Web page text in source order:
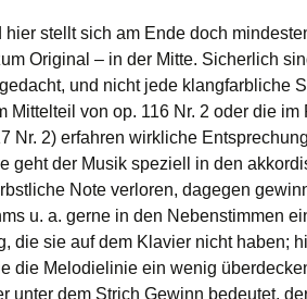
stellt sich am Ende doch
Original – in der Mitte. Sicherlich
und nicht jede klangfarbliche
Mittelteil von op. 116 Nr. 2 oder die im
Nr. 2) erfahren wirkliche
geht der Musik speziell in den
Note verloren, dagegen
u. a. gerne in den Nebenstimmen
die sie auf dem Klavier nicht haben;
die Melodielinie ein wenig
unter dem Strich Gewinn bedeutet,